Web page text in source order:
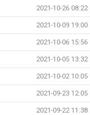
2021-10-26 08:22
2021-10-09 19:00
2021-10-06 15:56
2021-10-05 13:32
2021-10-02 10:05
2021-09-23 12:05
2021-09-22 11:38